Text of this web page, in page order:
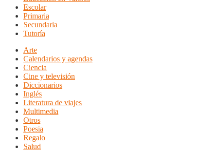
Escolar
Primaria
Secundaria
Tutoría
Arte
Calendarios y agendas
Ciencia
Cine y televisión
Diccionarios
Inglés
Literatura de viajes
Multimedia
Otros
Poesia
Regalo
Salud